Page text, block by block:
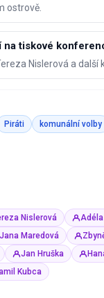
ostrově.
na tiskové
Nislerová a další
Piráti komunální volby
Nislerová
Jana Maredová
Jan Hruška
Kubca